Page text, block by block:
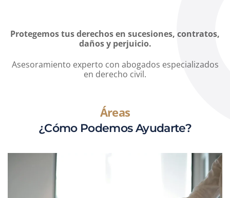
Protegemos tus derechos en sucesiones, contratos,
daños y perjuicio.
Asesoramiento experto con abogados especializados
en derecho civil.
Áreas
¿Cómo Podemos Ayudarte?